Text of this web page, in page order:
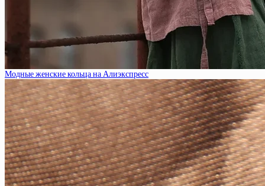
Модные женские кольца на Алиэкспресс